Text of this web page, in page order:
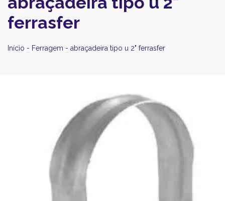
ferrasfer
Início - Ferragem - abraçadeira tipo u 2" ferrasfer